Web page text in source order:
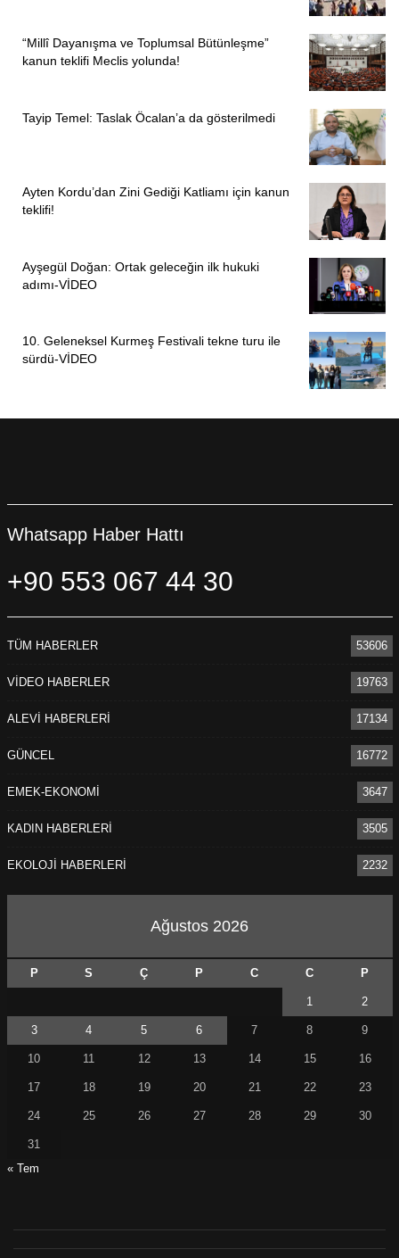
“Millî Dayanışma ve Toplumsal Bütünleşme”
kanun teklifi Meclis yolunda!
Tayip Temel: Taslak Öcalan’a da gösterilmedi
Ayten Kordu’dan Zini Gediği Katliamı için kanun
teklifi!
Ayşegül Doğan: Ortak geleceğin ilk hukuki
adımı-VİDEO
10. Geleneksel Kurmeş Festivali tekne turu ile
sürdü-VİDEO
Whatsapp Haber Hattı
+90 553 067 44 30
TÜM HABERLER 53606
VİDEO HABERLER 19763
ALEVİ HABERLERİ 17134
GÜNCEL 16772
EMEK-EKONOMİ 3647
KADIN HABERLERİ 3505
EKOLOJİ HABERLERİ 2232
Ağustos 2026
P S Ç P C C P
1 2
3 4 5 6 7 8 9
10 11 12 13 14 15 16
17 18 19 20 21 22 23
24 25 26 27 28 29 30
31
« Tem